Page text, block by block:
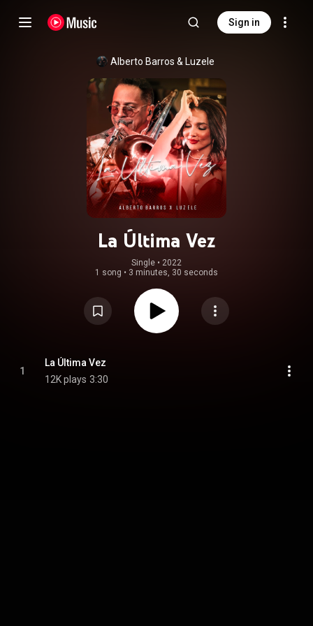
Sign in
Alberto Barros & Luzele
La Última Vez
Single • 2022
1 song • 3 minutes, 30 seconds
1
La Última Vez
12K plays 3:30